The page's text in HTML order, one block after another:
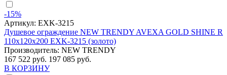
-15%
Артикул: EXK-3215
Душевое ограждение NEW TRENDY AVEXA GOLD SHINE R
110x120x200 EXK-3215 (золото)
Производитель: NEW TRENDY
167 522 руб. 197 085 руб.
В КОРЗИНУ